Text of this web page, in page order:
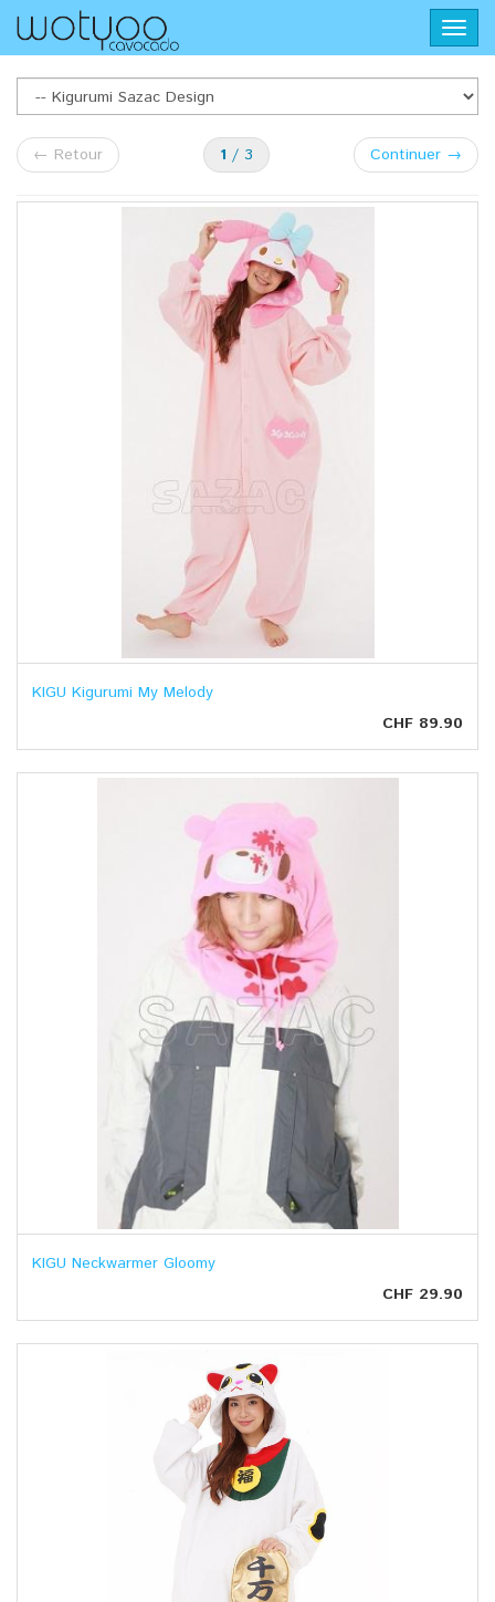
contenu
principal
Kigurumi
Sazac
← Retour 1 / 3 Continuer →
KIGU Kigurumi My Melody
CHF 89.90
KIGU Neckwarmer Gloomy
CHF 29.90